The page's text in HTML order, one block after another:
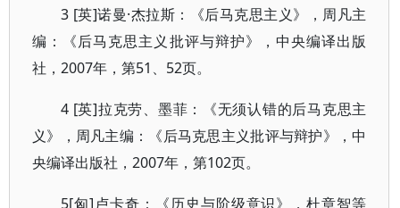
3 [英]诺曼·杰拉斯：《后马克思主义》，周凡主
编：《后马克思主义批评与辩护》，中央编译出版
社，2007年，第51、52页。
4 [英]拉克劳、墨菲：《无须认错的后马克思主
义》，周凡主编：《后马克思主义批评与辩护》，中
央编译出版社，2007年，第102页。
5[匈]卢卡奇：《历史与阶级意识》，杜章智等